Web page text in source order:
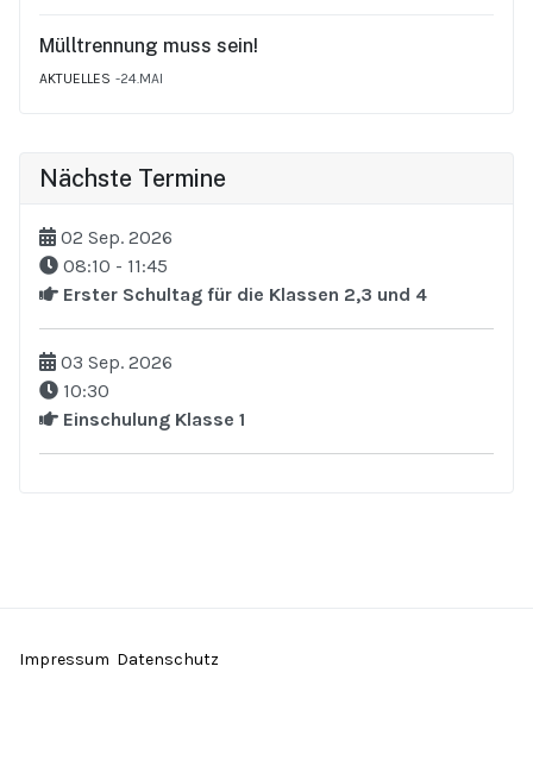
Mülltrennung muss sein!
AKTUELLES 24.MAI
Nächste Termine
02 Sep. 2026
08:10 - 11:45
Erster Schultag für die Klassen 2,3 und 4
03 Sep. 2026
10:30
Einschulung Klasse 1
Impressum Datenschutz